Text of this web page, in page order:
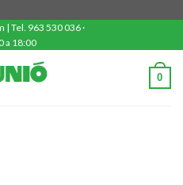
Tel. 963 530 036 ·
a 18:00
0